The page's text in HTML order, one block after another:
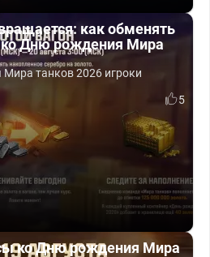
как обменять
ко Дню рождения Мира
танков 2026 игроки
5
ко Дню рождения Мира